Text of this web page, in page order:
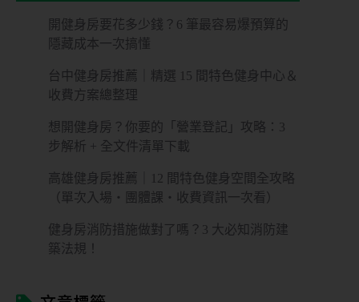
開健身房要花多少錢？6 筆最容易爆預算的
隱藏成本一次搞懂
台中健身房推薦｜精選 15 間特色健身中心＆
收費方案總整理
想開健身房？你要的「營業登記」攻略：3
步解析 + 全文件清單下載
高雄健身房推薦｜12 間特色健身空間全攻略
（單次入場・團體課・收費資訊一次看）
健身房消防措施做對了嗎？3 大必知消防建
築法規！